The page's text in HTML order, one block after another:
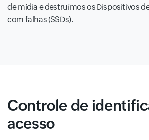
de mídia e destruímos os Dispositivos
com falhas (SSDs).
Controle de
acesso